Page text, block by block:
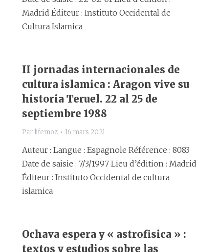
Madrid Éditeur : Instituto Occidental de
Cultura Islamica
II jornadas internacionales de
cultura islamica : Aragon vive su
historia Teruel. 22 al 25 de
septiembre 1988
Par lifemoz 16 mars 2021
Auteur : Langue : Espagnole Référence : 8083
Date de saisie : 7/3/1997 Lieu d’édition : Madrid
Éditeur : Instituto Occidental de cultura
islamica
Ochava espera y « astrofisica » :
textos y estudios sobre las